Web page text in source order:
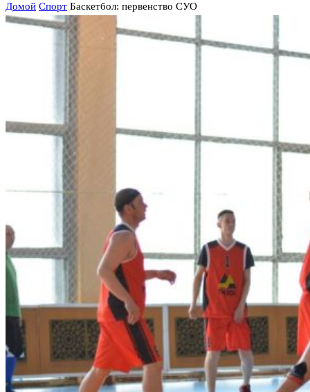
Домой Спорт Баскетбол: первенство СУО